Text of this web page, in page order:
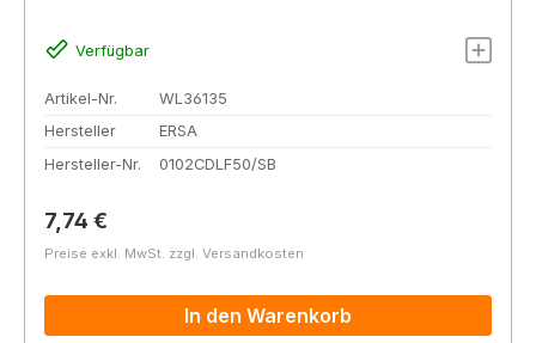
Verfügbar
Artikel-Nr.
WL36135
Hersteller
ERSA
Hersteller-Nr.
0102CDLF50/SB
Regulärer Preis:
7,74 €
Preise exkl. MwSt. zzgl. Versandkosten
In den Warenkorb